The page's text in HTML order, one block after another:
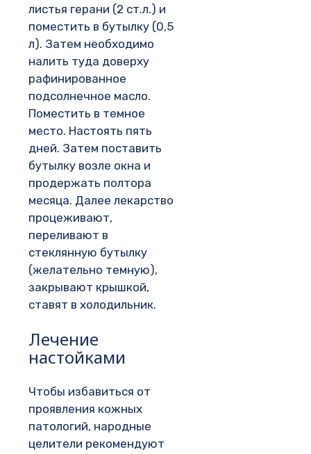
листья герани (2 ст.л.) и
поместить в бутылку (0,5
л). Затем необходимо
налить туда доверху
рафинированное
подсолнечное масло.
Поместить в темное
место. Настоять пять
дней. Затем поставить
бутылку возле окна и
продержать полтора
месяца. Далее лекарство
процеживают,
переливают в
стеклянную бутылку
(желательно темную),
закрывают крышкой,
ставят в холодильник.
Лечение
настойками
Чтобы избавиться от
проявления кожных
патологий, народные
целители рекомендуют